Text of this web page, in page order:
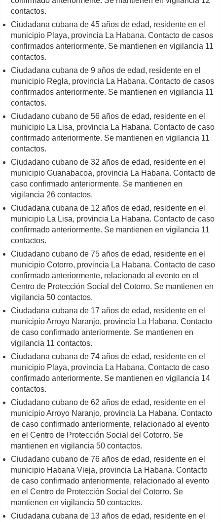
contactos.
Ciudadana cubana de 45 años de edad, residente en el
municipio Playa, provincia La Habana. Contacto de casos
confirmados anteriormente. Se mantienen en vigilancia 11
contactos.
Ciudadana cubana de 9 años de edad, residente en el
municipio Regla, provincia La Habana. Contacto de casos
confirmados anteriormente. Se mantienen en vigilancia 11
contactos.
Ciudadano cubano de 56 años de edad, residente en el
municipio La Lisa, provincia La Habana. Contacto de caso
confirmado anteriormente. Se mantienen en vigilancia 11
contactos.
Ciudadano cubano de 32 años de edad, residente en el
municipio Guanabacoa, provincia La Habana. Contacto de
caso confirmado anteriormente. Se mantienen en
vigilancia 26 contactos.
Ciudadana cubana de 12 años de edad, residente en el
municipio La Lisa, provincia La Habana. Contacto de caso
confirmado anteriormente. Se mantienen en vigilancia 11
contactos.
Ciudadano cubano de 75 años de edad, residente en el
municipio Cotorro, provincia La Habana. Contacto de caso
confirmado anteriormente, relacionado al evento en el
Centro de Protección Social del Cotorro. Se mantienen en
vigilancia 50 contactos.
Ciudadana cubana de 17 años de edad, residente en el
municipio Arroyo Naranjo, provincia La Habana. Contacto
de caso confirmado anteriormente. Se mantienen en
vigilancia 11 contactos.
Ciudadana cubana de 74 años de edad, residente en el
municipio Playa, provincia La Habana. Contacto de caso
confirmado anteriormente. Se mantienen en vigilancia 14
contactos.
Ciudadano cubano de 62 años de edad, residente en el
municipio Arroyo Naranjo, provincia La Habana. Contacto
de caso confirmado anteriormente, relacionado al evento
en el Centro de Protección Social del Cotorro. Se
mantienen en vigilancia 50 contactos.
Ciudadano cubano de 76 años de edad, residente en el
municipio Habana Vieja, provincia La Habana. Contacto
de caso confirmado anteriormente, relacionado al evento
en el Centro de Protección Social del Cotorro. Se
mantienen en vigilancia 50 contactos.
Ciudadana cubana de 13 años de edad, residente en el